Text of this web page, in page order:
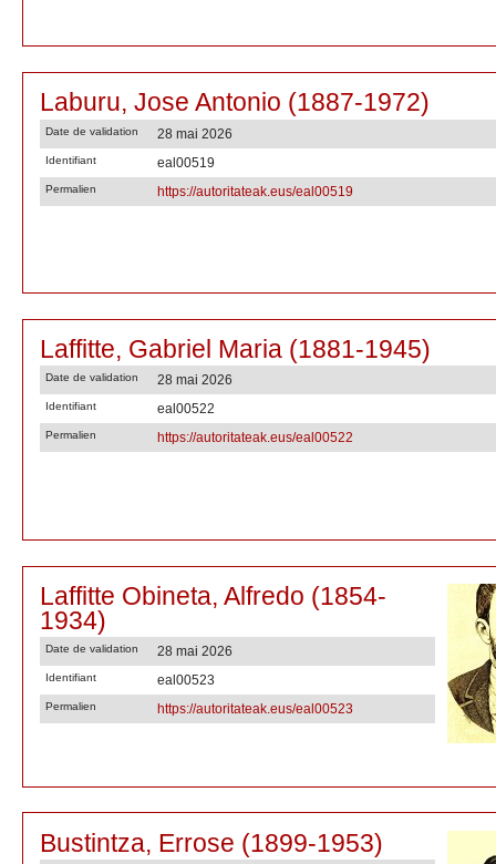
Laburu, Jose Antonio (1887-1972)
Date de validation 28 mai 2026
Identifiant eal00519
Permalien https://autoritateak.eus/eal00519
Laffitte, Gabriel Maria (1881-1945)
Date de validation 28 mai 2026
Identifiant eal00522
Permalien https://autoritateak.eus/eal00522
Laffitte Obineta, Alfredo (1854-
1934)
Date de validation 28 mai 2026
Identifiant eal00523
Permalien https://autoritateak.eus/eal00523
Bustintza, Errose (1899-1953)